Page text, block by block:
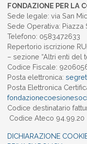
FONDAZIONE PER LA
Sede legale: via San
Sede Operativa: Piazza
Telefono: 0583472633
Repertorio iscrizione
– sezione “Altri enti del
Codice Fiscale:
Posta elettronica:
Posta Elettronica
Codice destinatario
Codice Ateco 94.99.20
DICHIARAZIONE